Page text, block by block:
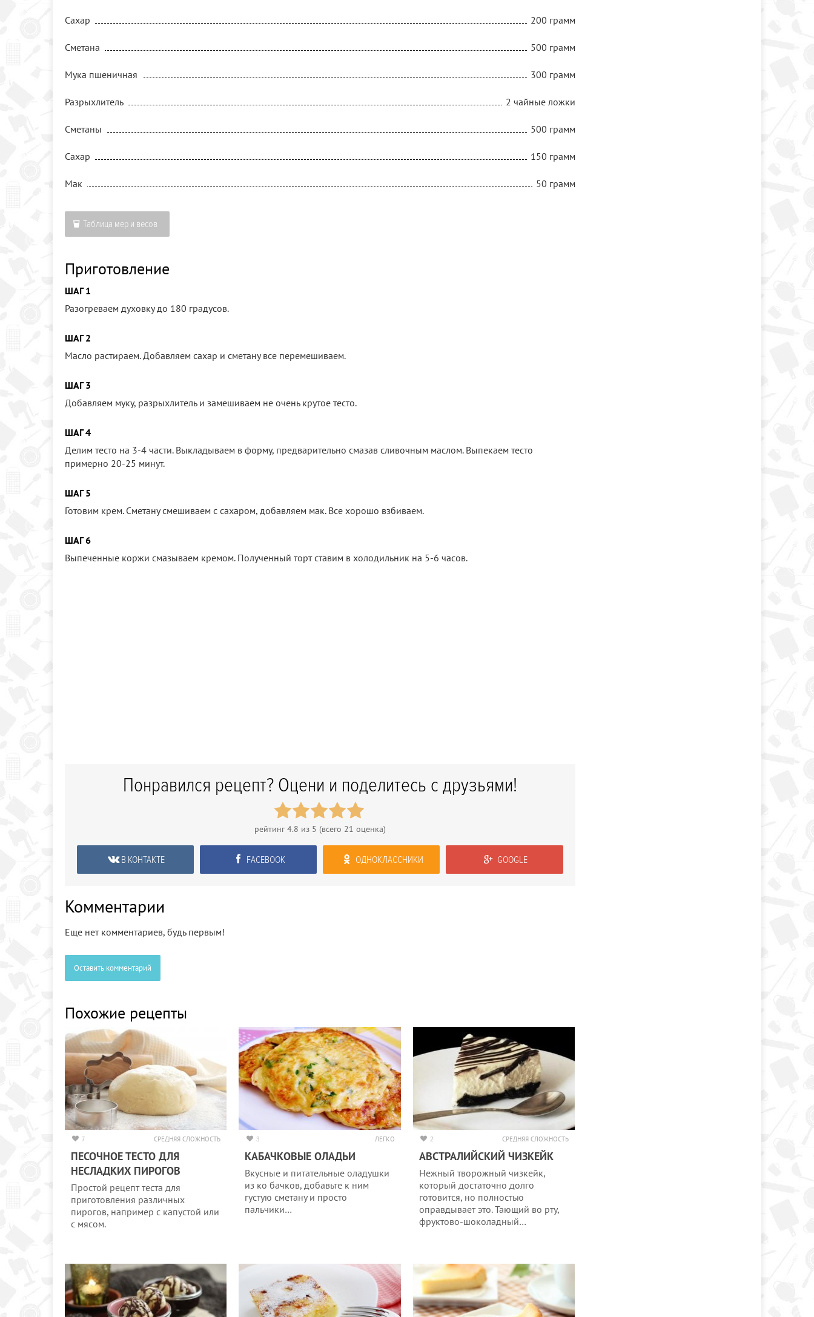
Сахар 200 грамм
Сметана 500 грамм
Мука пшеничная 300 грамм
Разрыхлитель 2 чайные ложки
Сметаны 500 грамм
Сахар 150 грамм
Мак 50 грамм
Таблица мер и весов
Приготовление
ШАГ 1
Разогреваем духовку до 180 градусов.
ШАГ 2
Масло растираем. Добавляем сахар и сметану все перемешиваем.
ШАГ 3
Добавляем муку, разрыхлитель и замешиваем не очень крутое тесто.
ШАГ 4
Делим тесто на 3-4 части. Выкладываем в форму, предварительно смазав сливочным маслом. Выпекаем тесто
примерно 20-25 минут.
ШАГ 5
Готовим крем. Сметану смешиваем с сахаром, добавляем мак. Все хорошо взбиваем.
ШАГ 6
Выпеченные коржи смазываем кремом. Полученный торт ставим в холодильник на 5-6 часов.
Понравился рецепт? Оцени и поделитесь с друзьями!
рейтинг4.8 из 5 (всего 21 оценка)
В КОНТАКТЕ FACEBOOK ОДНОКЛАССНИКИ GOOGLE
Комментарии
Еще нет комментариев, будь первым!
Оставить комментарий
Похожие рецепты
7 СРЕДНЯЯ СЛОЖНОСТЬ
ПЕСОЧНОЕ ТЕСТО ДЛЯ
НЕСЛАДКИХ ПИРОГОВ
Простой рецепт теста для
приготовления различных
пирогов, например с капустой или
с мясом.
3 ЛЕГКО
КАБАЧКОВЫЕ ОЛАДЬИ
Вкусные и питательные оладушки
из ко бачков, добавьте к ним
густую сметану и просто
пальчики…
2 СРЕДНЯЯ СЛОЖНОСТЬ
АВСТРАЛИЙСКИЙ ЧИЗКЕЙК
Нежный творожный чизкейк,
который достаточно долго
готовится, но полностью
оправдывает это. Тающий во рту,
фруктово-шоколадный…